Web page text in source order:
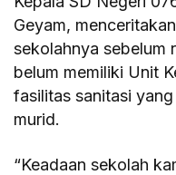
Geyam,
sekolahnya sebelum
belum memiliki Unit
fasilitas sanitasi
murid.
“Keadaan sekolah